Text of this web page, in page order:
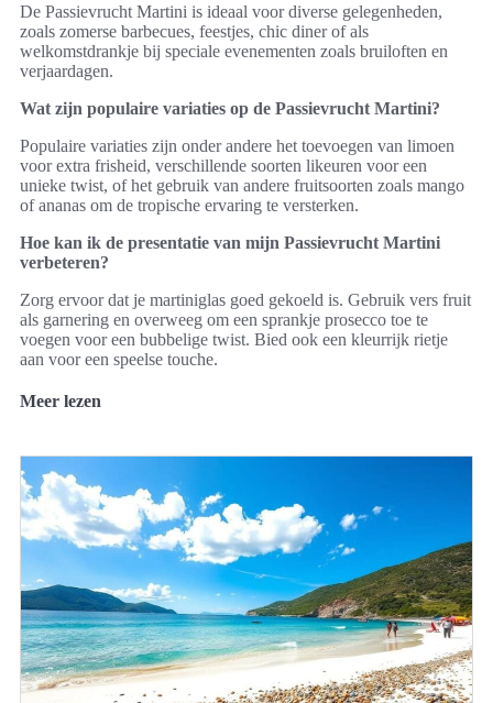
De Passievrucht Martini is ideaal voor diverse gelegenheden,
zoals zomerse barbecues, feestjes, chic diner of als
welkomstdrankje bij speciale evenementen zoals bruiloften en
verjaardagen.
Wat zijn populaire variaties op de Passievrucht Martini?
Populaire variaties zijn onder andere het toevoegen van limoen
voor extra frisheid, verschillende soorten likeuren voor een
unieke twist, of het gebruik van andere fruitsoorten zoals mango
of ananas om de tropische ervaring te versterken.
Hoe kan ik de presentatie van mijn Passievrucht Martini
verbeteren?
Zorg ervoor dat je martiniglas goed gekoeld is. Gebruik vers fruit
als garnering en overweeg om een sprankje prosecco toe te
voegen voor een bubbelige twist. Bied ook een kleurrijk rietje
aan voor een speelse touche.
Meer lezen